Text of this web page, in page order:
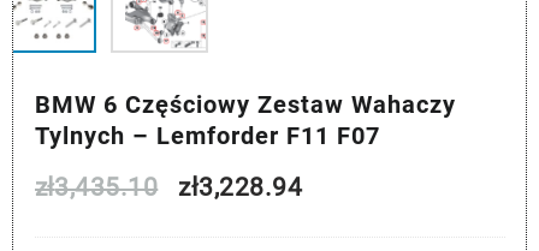
BMW 6 Częściowy Zestaw Wahaczy
Tylnych – Lemforder F11 F07
zł3,435.10
Pierwotna
cena
zł3,228.94Aktualna
cena